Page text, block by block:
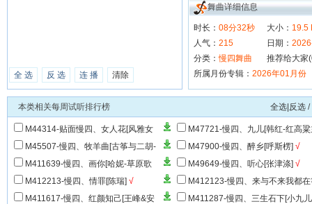
全 选 反 选 连 播 清除
舞曲详细信息
时长： 08分32秒 大小： 19.5
人气： 215 日期：
分类：慢四舞曲
推荐给大家
所属月份专辑： 2026年01月份
本类相关每周试听排行榜 全选|反选 /
M44314-贴面慢四、女人花[风雅女
声]
√
M47721-慢四、九儿[韩红-红高
题曲]
M45507-慢四、牧羊曲[古筝与二胡-
纯伴奏] √
M47900-慢四、醉乡[呼斯楞] √
M411639-慢四、画你[哈妮-草原歌
曲]
√
M49649-慢四、听心[张津涤] √
M412213-慢四、情罪[陈瑞] √
M412123-慢四、来与不来我都
你[静静] √
M411617-慢四、红颜知己[王峰&安
M411287-慢四、三生石下[小九